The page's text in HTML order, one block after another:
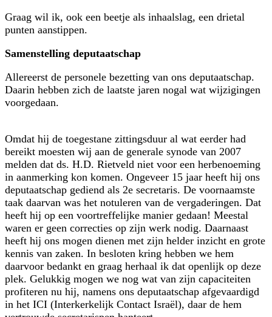
Graag wil ik, ook een beetje als inhaalslag, een drietal
punten aanstippen.
Samenstelling deputaatschap
Allereerst de personele bezetting van ons deputaatschap.
Daarin hebben zich de laatste jaren nogal wat wijzigingen
voorgedaan.
Omdat hij de toegestane zittingsduur al wat eerder had
bereikt moesten wij aan de generale synode van 2007
melden dat ds. H.D. Rietveld niet voor een herbenoeming
in aanmerking kon komen. Ongeveer 15 jaar heeft hij ons
deputaatschap gediend als 2e secretaris. De voornaamste
taak daarvan was het notuleren van de vergade­ringen. Dat
heeft hij op een voortreffelijke manier gedaan! Meestal
waren er geen correcties op zijn werk nodig. Daarnaast
heeft hij ons mogen dienen met zijn helder inzicht en grote
kennis van zaken. In besloten kring hebben we hem
daarvoor bedankt en graag herhaal ik dat openlijk op deze
plek. Gelukkig mogen we nog wat van zijn capaciteiten
profiteren nu hij, namens ons deputaatschap afgevaardigd
in het ICI (Interkerkelijk Contact Israël), daar de hem